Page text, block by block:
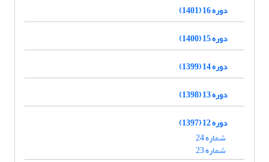
دوره 16 (1401)
دوره 15 (1400)
دوره 14 (1399)
دوره 13 (1398)
دوره 12 (1397)
شماره 24
شماره 23